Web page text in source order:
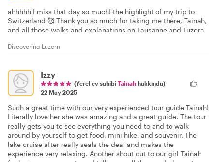
ahhhhh I miss that day so much! the highlight of my trip to
Switzerland 🥰 Thank you so much for taking me there, Tainah,
and all those walks and explanations on Lausanne and Luzern
Discovering Luzern
Izzy
(Yerel ev sahibi Tainah hakkında)
22 May 2025
Such a great time with our very experienced tour guide Tainah!
Literally love her she was amazing and a great guide. The tour
really gets you to see everything you need to and to walk
around by yourself to get food, mini hike, and souvenir. The
lake cruise after really seals the deal and makes the
experience very relaxing. Another shout out to our girl Tainah